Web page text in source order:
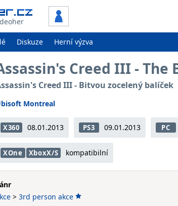
Diskuze Herní výzva
Creed III -
Creed III - Bitvou zocelený balíček
Montreal
X360 08.01.2013 PS3 09.01.2013 PC
XOne XboxX/S kompatibilní
> 3rd person akce